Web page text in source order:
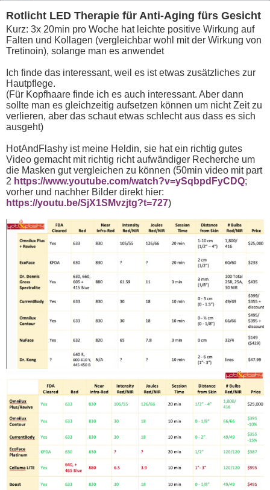
Rotlicht LED Therapie für Anti-Aging fürs Gesicht
Kurz: 3x 20min pro Woche hat leichte positive Wirkung auf
Falten und Kollagen (vergleichbar wohl mit der Wirkung von
Tretinoin), solange man es anwendet
Ich finde das interessant, weil es ist etwas zusätzliches zur
Hautpflege.
(Für Kopfhaare finde ich es auch interessant. Aber dann
sollte man es gleichzeitig aufsetzen können um nicht Zeit zu
verlieren, aber das schaut etwas schlecht aus dass es sich
ausgeht)
HotAndFlashy ist meine Heldin, sie hat ein richtig gutes
Video gemacht mit richtig richt aufwändiger Recherche um
die Masken gut vergleichen zu können (50min video mit part
2 https://www.youtube.com/watch?v=ySqbpdFyCDQ;
vorher und nachher Bilder direkt hier:
https://youtu.be/SjX1SMvzjtg?t=727)